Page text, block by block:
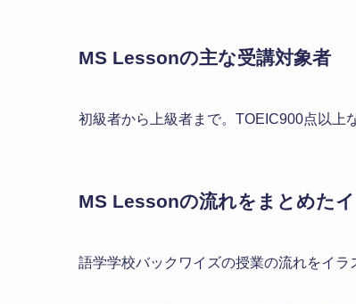
MS Lessonの主な受講対象者
初級者から上級者まで。TOEIC900点以上
MS Lessonの流れをまとめたイ
語学学校バックワイズの授業の流れをイラ